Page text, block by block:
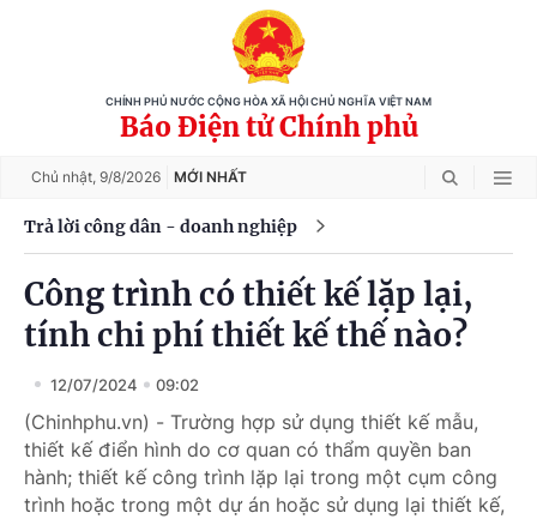
CHÍNH PHỦ NƯỚC CỘNG HÒA XÃ HỘI CHỦ NGHĨA VIỆT NAM
Báo Điện tử Chính phủ
Chủ nhật, 9/8/2026 MỚI NHẤT
Trả lời công dân - doanh nghiệp
Công trình có thiết kế lặp lại,
tính chi phí thiết kế thế nào?
12/07/2024 09:02
(Chinhphu.vn) - Trường hợp sử dụng thiết kế mẫu,
thiết kế điển hình do cơ quan có thẩm quyền ban
hành; thiết kế công trình lặp lại trong một cụm công
trình hoặc trong một dự án hoặc sử dụng lại thiết kế,